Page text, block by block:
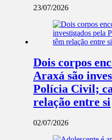
23/07/2026
Dois corpos
Araxá são
Polícia Civil;
relação entre si
02/07/2026